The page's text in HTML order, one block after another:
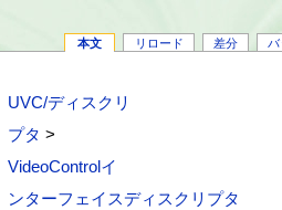
本文 リロード 差分 バ
UVC/ディスクリ
プタ >
VideoControlイ
ンターフェイスディスクリプタ